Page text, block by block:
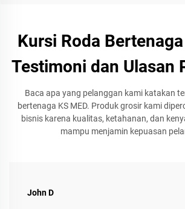
Kursi Roda
Testimoni dan Ulasan
Baca apa yang pelanggan kami katakan
bertenaga KS MED. Produk grosir kami
bisnis karena kualitas, ketahanan, dan
mampu menjamin kepuasan
John D